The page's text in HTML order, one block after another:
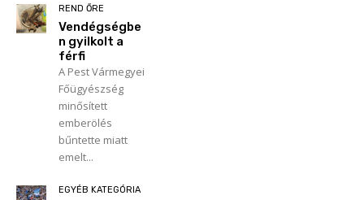
REND ŐRE
Vendégségbe
n gyilkolt a
férfi
A Pest Vármegyei
Főügyészség
minősített
emberölés
bűntette miatt
emelt...
EGYÉB KATEGÓRIA